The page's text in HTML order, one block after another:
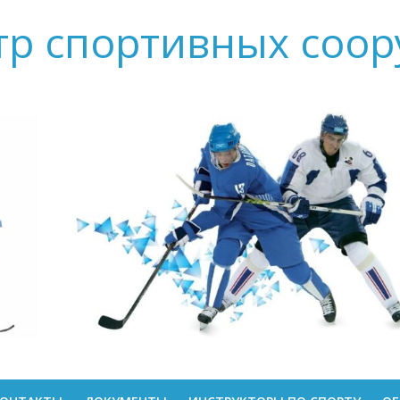
спортивных